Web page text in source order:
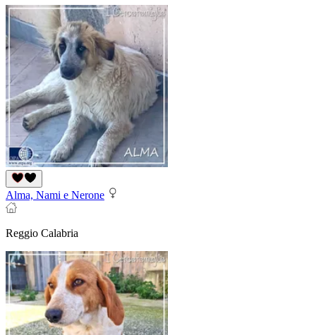
Alma, Nami e Nerone
Reggio Calabria